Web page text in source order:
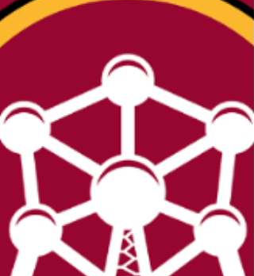
fidanzate e chi più ne ha più ne metta. Con
la Serie A ferma e la Roma che non gioca,